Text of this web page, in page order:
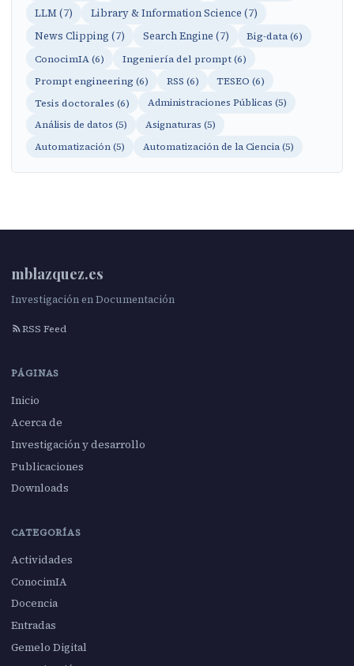
LLM (7)
Library & Information Science (7)
News Clipping (7)
Search Engine (7)
Big-data (6)
ConocimIA (6)
Ingeniería del prompt (6)
Prompt engineering (6)
RSS (6)
TESEO (6)
Tesis doctorales (6)
Administraciones Públicas (5)
Análisis de datos (5)
Asignaturas (5)
Automatización (5)
Automatización de la Ciencia (5)
mblazquez.es
Investigación en Documentación
RSS Feed
PÁGINAS
Inicio
Acerca de
Investigación y desarrollo
Publicaciones
Downloads
CATEGORÍAS
Actividades
ConocimIA
Docencia
Entradas
Gemelo Digital